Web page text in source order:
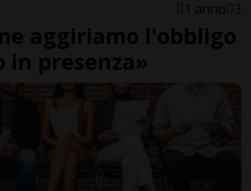
1 anno 3
aggiriamo l'obbligo
in presenza»